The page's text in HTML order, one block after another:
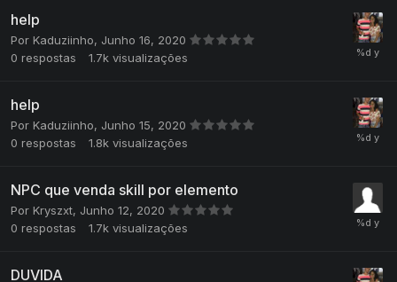
help
Por Kaduziinho, Junho 16, 2020
0 respostas 1.7k visualizações
help
Por Kaduziinho, Junho 15, 2020
0 respostas 1.8k visualizações
NPC que venda skill por elemento
Por Kryszxt, Junho 12, 2020
0 respostas 1.7k visualizações
DUVIDA